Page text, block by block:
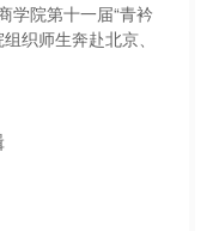
学院第十一届“青衿
织师生奔赴北京、